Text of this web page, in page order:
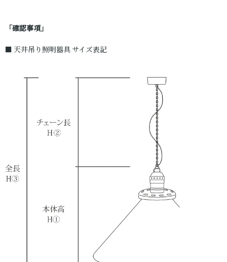
「確認事項」
■ 天井吊り照明器具 サイズ表記